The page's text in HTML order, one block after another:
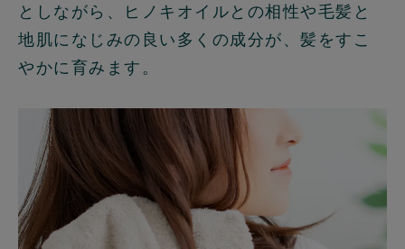
としながら、ヒノキオイルとの相性や毛髪と
地肌になじみの良い多くの成分が、髪をすこ
やかに育みます。